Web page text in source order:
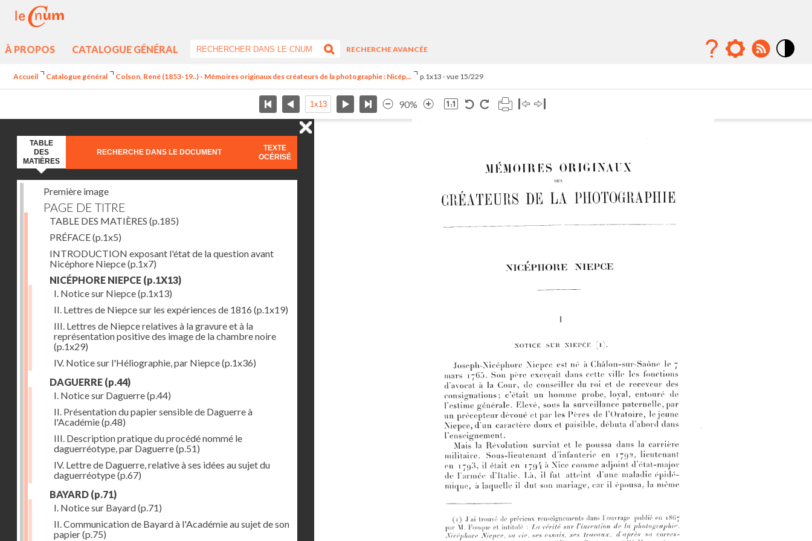
À PROPOS CATALOGUE GÉNÉRAL
RECHERCHE AVANCÉE
Accueil Catalogue général Colson, René (1853-19..) - Mémoires originaux des créateurs de la photographie : Nicép... p.1x13 - vue 15/229
90%
TABLE
DES
MATIÈRES
RECHERCHE DANS LE DOCUMENT
TEXTE
OCÉRISÉ
Première image
PAGE DE TITRE
TABLE DES MATIÈRES (p.185)
PRÉFACE(p.1x5)
INTRODUCTION exposant l'état de la question avant
Nicéphore Niepce(p.1x7)
NICÉPHORE NIEPCE (p.1X13)
I. Notice sur Niepce(p.1x13)
II. Lettres de Niepce sur les expériences de 1816 (p.1x19)
III. Lettres de Niepce relatives à la gravure et à la
représentation positive des image de la chambre noire
(p.1x29)
IV. Notice sur l'Héliographie, par Niepce(p.1x36)
DAGUERRE (p.44)
I. Notice sur Daguerre(p.44)
II. Présentation du papier sensible de Daguerre à
l'Académie(p.48)
III. Description pratique du procédé nommé le
daguerréotype, par Daguerre(p.51)
IV. Lettre de Daguerre, relative à ses idées au sujet du
daguerréotype(p.67)
BAYARD (p.71)
I. Notice sur Bayard(p.71)
II. Communication de Bayard à l'Académie au sujet de son
papier(p.75)